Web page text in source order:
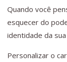
Quando você
esquecer do
identidade da
Personalizar o